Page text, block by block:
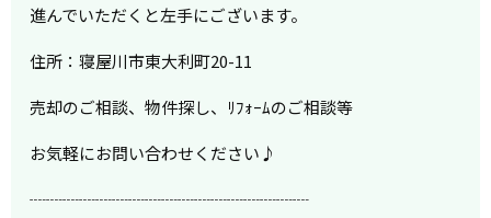
進んでいただくと左手にございます。
住所：寝屋川市東大利町20-11
売却のご相談、物件探し、ﾘﾌｫｰﾑのご相談等
お気軽にお問い合わせください♪
┈┈┈┈┈┈┈┈┈┈┈┈┈┈┈┈┈